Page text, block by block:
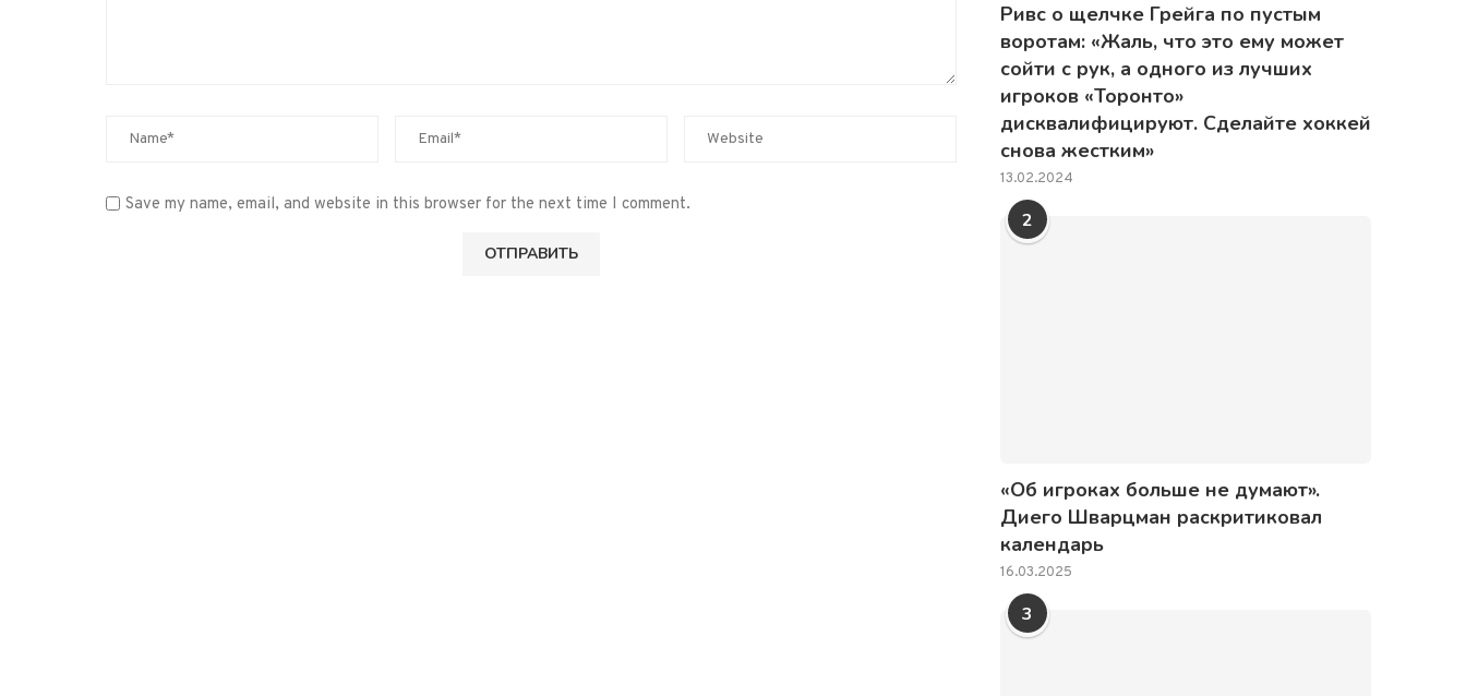
Save my name, email, and website in this browser for the next time I comment.
Ривс о щелчке Грейга по пустым
воротам: «Жаль, что это ему может
сойти с рук, а одного из лучших
игроков «Торонто»
дисквалифицируют. Сделайте хоккей
снова жестким»
13.02.2024
2
«Об игроках больше не думают».
Диего Шварцман раскритиковал
календарь
16.03.2025
3